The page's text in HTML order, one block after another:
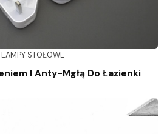
LAMPY STOŁOWE
I Anty-Mgłą Do Łazienki